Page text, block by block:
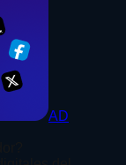
AD